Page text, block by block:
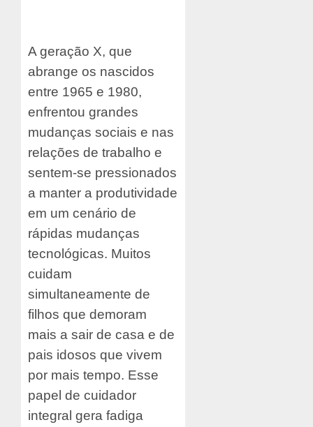
A geração X, que
abrange os nascidos
entre 1965 e 1980,
enfrentou grandes
mudanças sociais e nas
relações de trabalho e
sentem-se pressionados
a manter a produtividade
em um cenário de
rápidas mudanças
tecnológicas. Muitos
cuidam
simultaneamente de
filhos que demoram
mais a sair de casa e de
pais idosos que vivem
por mais tempo. Esse
papel de cuidador
integral gera fadiga